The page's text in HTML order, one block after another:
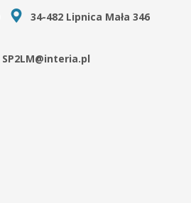
34-482 Lipnica Mała 346
SP2LM@interia.pl